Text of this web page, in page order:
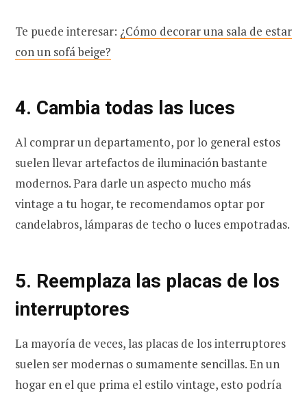
Te puede interesar: ¿Cómo decorar una sala de estar
con un sofá beige?
4. Cambia todas las luces
Al comprar un departamento, por lo general estos
suelen llevar artefactos de iluminación bastante
modernos. Para darle un aspecto mucho más
vintage a tu hogar, te recomendamos optar por
candelabros, lámparas de techo o luces empotradas.
5. Reemplaza las placas de los
interruptores
La mayoría de veces, las placas de los interruptores
suelen ser modernas o sumamente sencillas. En un
hogar en el que prima el estilo vintage, esto podría